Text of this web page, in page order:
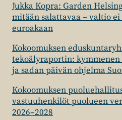
Jukka Kopra: Garden
mitään salattavaa – valtio
euroakaan
Kokoomuksen
tekoälyraportin:
ja sadan päivän ohjelma
Kokoomuksen
vastuuhenkilöt puolueen
2026–2028